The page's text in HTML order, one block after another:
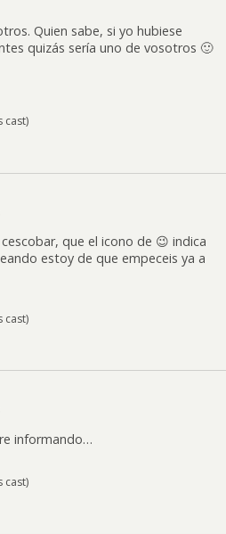
Quien sabe, si yo hubiese
quizás sería uno de vosotros 🙂
cast)
que el icono de 😉 indica
estoy de que empeceis ya a
cast)
informando…
cast)